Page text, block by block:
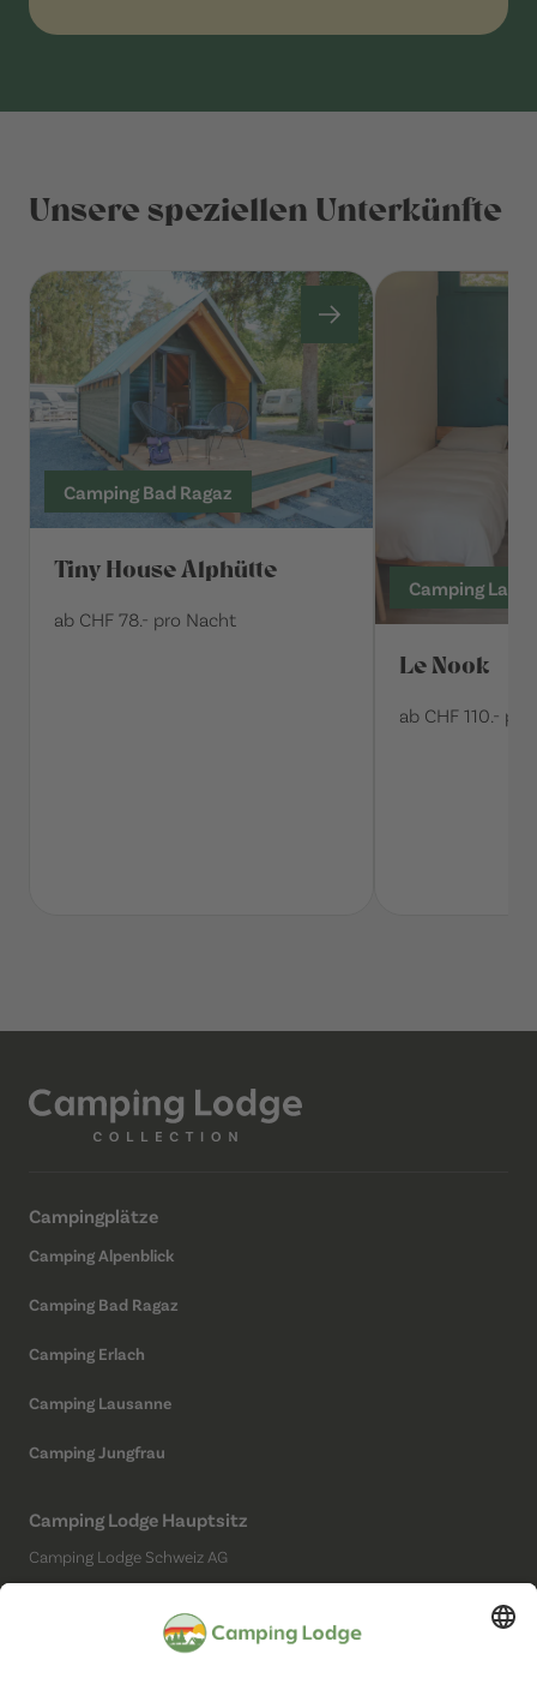
Unsere speziellen Unterkünfte
Camping Bad Ragaz
Tiny House Alphütte
ab CHF 78.- pro Nacht
Camping
Le Nook
ab CHF 110.-
Campingplätze
Camping Alpenblick
Camping Bad Ragaz
Camping Erlach
Camping Lausanne
Camping Jungfrau
Camping Lodge Hauptsitz
Camping Lodge Schweiz AG